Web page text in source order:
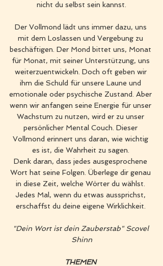
nicht du selbst sein kannst.
Der Vollmond lädt uns immer dazu, uns
mit dem Loslassen und Vergebung zu
beschäftigen. Der Mond bittet uns, Monat
für Monat, mit seiner Unterstützung, uns
weiterzuentwickeln. Doch oft geben wir
ihm die Schuld für unsere Laune und
emotionale oder psychische Zustand. Aber
wenn wir anfangen seine Energie für unser
Wachstum zu nutzen, wird er zu unser
persönlicher Mental Couch. Dieser
Vollmond erinnert uns daran, wie wichtig
es ist, die Wahrheit zu sagen.
Denk daran, dass jedes ausgesprochene
Wort hat seine Folgen. Überlege dir genau
in diese Zeit, welche Wörter du wählst.
Jedes Mal, wenn du etwas aussprichst,
erschaffst du deine eigene Wirklichkeit.
"Dein Wort ist dein Zauberstab" Scovel
Shinn
THEMEN